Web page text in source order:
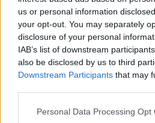
us or personal information
your opt-out. You may separately
disclosure of your personal
IAB’s list of downstream
also be disclosed by us to third
Downstream Participants that may
Please note that this website/app
Personal Data Processing Opt
Όπως αναφέρει το
είχε φύγει νωρίτερα από
κάτω από συνθήκες που
άγνωστες, κατάφερε να
στο υπνοδωμάτιο της